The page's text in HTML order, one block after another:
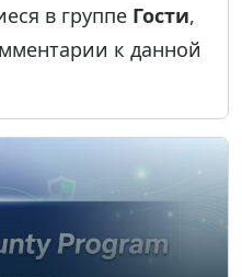
в группе Гости,
к данной